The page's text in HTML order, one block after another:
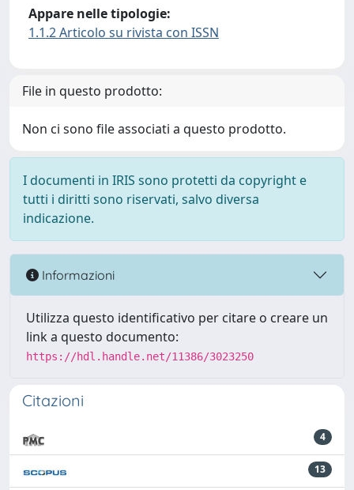
Appare nelle tipologie:
1.1.2 Articolo su rivista con ISSN
File in questo prodotto:
Non ci sono file associati a questo prodotto.
I documenti in IRIS sono protetti da copyright e
tutti i diritti sono riservati, salvo diversa
indicazione.
Informazioni
Utilizza questo identificativo per citare o creare un
link a questo documento:
https://hdl.handle.net/11386/3023250
Citazioni
4
13